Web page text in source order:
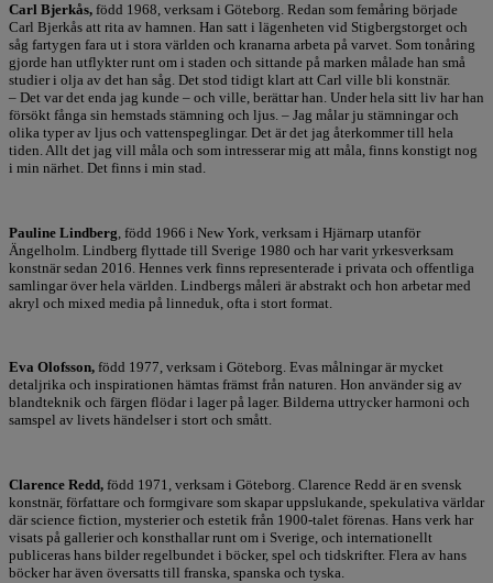
Carl Bjerkås, född 1968, verksam i Göteborg. Redan som femåring började
Carl Bjerkås att rita av hamnen. Han satt i lägenheten vid Stigbergstorget och
såg fartygen fara ut i stora världen och kranarna arbeta på varvet. Som tonåring
gjorde han utflykter runt om i staden och sittande på marken målade han små
studier i olja av det han såg. Det stod tidigt klart att Carl ville bli konstnär.
– Det var det enda jag kunde – och ville, berättar han. Under hela sitt liv har han
försökt fånga sin hemstads stämning och ljus. – Jag målar ju stämningar och
olika typer av ljus och vattenspeglingar. Det är det jag återkommer till hela
tiden. Allt det jag vill måla och som intresserar mig att måla, finns konstigt nog
i min närhet. Det finns i min stad.
Pauline Lindberg , född 1966 i New York, verksam i Hjärnarp utanför
Ängelholm. Lindberg flyttade till Sverige 1980 och har varit yrkesverksam
konstnär sedan 2016. Hennes verk finns representerade i privata och offentliga
samlingar över hela världen. Lindbergs måleri är abstrakt och hon arbetar med
akryl och mixed media på linneduk, ofta i stort format.
Eva Olofsson, född 1977, verksam i Göteborg. Evas målningar är mycket
detaljrika och inspirationen hämtas främst från naturen. Hon använder sig av
blandteknik och färgen flödar i lager på lager. Bilderna uttrycker harmoni och
samspel av livets händelser i stort och smått.
Clarence Redd, född 1971, verksam i Göteborg. Clarence Redd är en svensk
konstnär, författare och formgivare som skapar uppslukande, spekulativa världar
där science fiction, mysterier och estetik från 1900-talet förenas. Hans verk har
visats på gallerier och konsthallar runt om i Sverige, och internationellt
publiceras hans bilder regelbundet i böcker, spel och tidskrifter. Flera av hans
böcker har även översatts till franska, spanska och tyska.